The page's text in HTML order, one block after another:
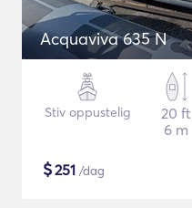
Acquaviva 635 N
Stiv oppustelig
20 ft
6 m
$251 /dag